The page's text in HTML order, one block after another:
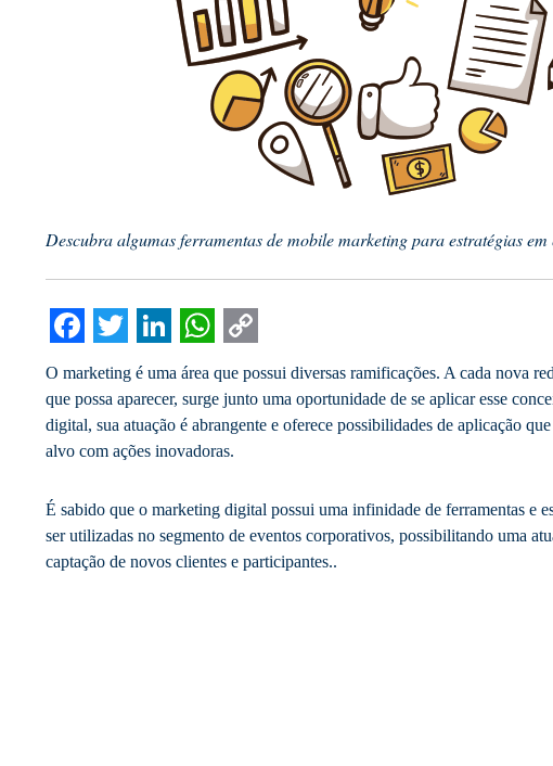
Descubra algumas ferramentas de mobile marketing para estratégias em
Facebook
Twitter
LinkedIn
WhatsApp
Copy
Link
O marketing é uma área que possui diversas ramificações. A cada nova
que possa aparecer, surge junto uma oportunidade de se aplicar esse
digital, sua atuação é abrangente e oferece possibilidades de aplicação
alvo com ações inovadoras.
É sabido que o marketing digital possui uma infinidade de ferramentas e
ser utilizadas no segmento de eventos corporativos, possibilitando uma
captação de novos clientes e participantes..